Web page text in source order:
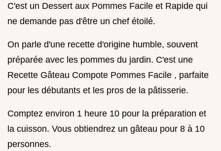
C'est un Dessert aux Pommes Facile et Rapide qui
ne demande pas d'être un chef étoilé.
On parle d'une recette d'origine humble, souvent
préparée avec les pommes du jardin. C'est une
Recette Gâteau Compote Pommes Facile , parfaite
pour les débutants et les pros de la pâtisserie.
Comptez environ 1 heure 10 pour la préparation et
la cuisson. Vous obtiendrez un gâteau pour 8 à 10
personnes.